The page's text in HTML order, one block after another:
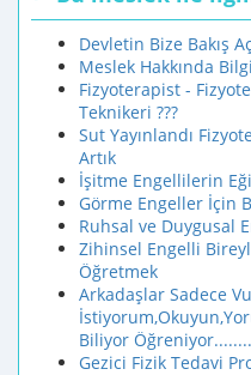
Devletin Bize Bakış
Meslek Hakkında
Fizyoterapist -
Teknikeri ???
Sut Yayınlandı
Artık
İşitme Engellilerin
Görme Engeller İçin
Ruhsal ve Duygusal
Zihinsel Engelli
Öğretmek
Arkadaşlar Sadece
Biliyor
Gezici Fizik Tedavi